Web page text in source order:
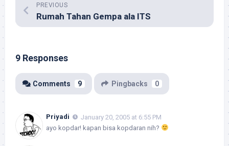
PREVIOUS
Rumah Tahan Gempa ala ITS
9 Responses
Comments 9 Pingbacks 0
Priyadi
January 20, 2005 at 6:55 PM
ayo kopdar! kapan bisa kopdaran nih?